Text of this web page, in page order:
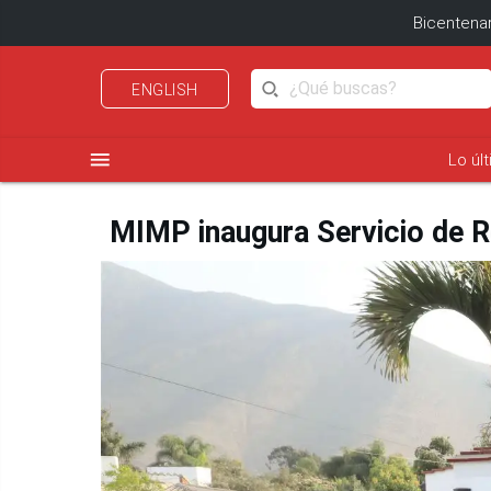
ENGLISH
menu Lo
MIMP inaugura Servicio de